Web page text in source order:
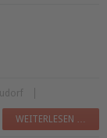
WEITERLESEN …